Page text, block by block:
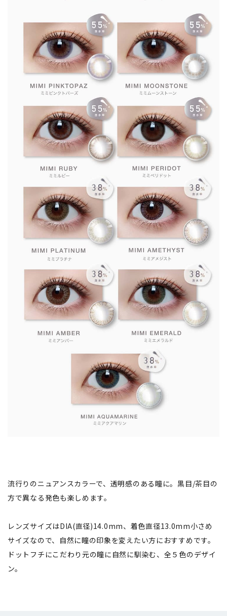
流行りのニュアンスカラーで、透明感のある瞳に。黒目/茶目の
方で異なる発色も楽しめます。
レンズサイズはDIA(直径)14.0mm、着色直径13.0mm小さめ
サイズなので、自然に瞳の印象を変えたい方におすすめです。
ドットフチにこだわり元の瞳に自然に馴染む、全５色のデザイ
ン。